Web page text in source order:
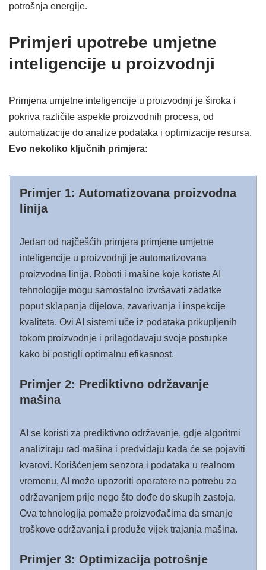
potrošnja energije.
Primjeri upotrebe umjetne
inteligencije u proizvodnji
Primjena umjetne inteligencije u proizvodnji je široka i
pokriva različite aspekte proizvodnih procesa, od
automatizacije do analize podataka i optimizacije resursa.
Evo nekoliko ključnih primjera:
Primjer 1: Automatizovana proizvodna
linija
Jedan od najčešćih primjera primjene umjetne
inteligencije u proizvodnji je automatizovana
proizvodna linija. Roboti i mašine koje koriste AI
tehnologije mogu samostalno izvršavati zadatke
poput sklapanja dijelova, zavarivanja i inspekcije
kvaliteta. Ovi AI sistemi uče iz podataka prikupljenih
tokom proizvodnje i prilagođavaju svoje postupke
kako bi postigli optimalnu efikasnost.
Primjer 2: Prediktivno održavanje
mašina
AI se koristi za prediktivno održavanje, gdje algoritmi
analiziraju rad mašina i predviđaju kada će se pojaviti
kvarovi. Korišćenjem senzora i podataka u realnom
vremenu, AI može upozoriti operatere na potrebu za
održavanjem prije nego što dođe do skupih zastoja.
Ova tehnologija pomaže proizvođačima da smanje
troškove održavanja i produže vijek trajanja mašina.
Primjer 3: Optimizacija potrošnje